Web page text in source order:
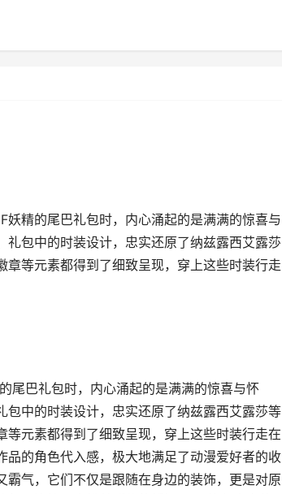
精的尾巴礼包时，内心涌起的是满满的惊喜与
包中的时装设计，忠实还原了纳兹露西艾露莎
等元素都得到了细致呈现，穿上这些时装行走
尾巴礼包时，内心涌起的是满满的惊喜与怀
中的时装设计，忠实还原了纳兹露西艾露莎等
元素都得到了细致呈现，穿上这些时装行走在
的角色代入感，极大地满足了动漫爱好者的收
气，它们不仅是跟随在身边的装饰，更是对原